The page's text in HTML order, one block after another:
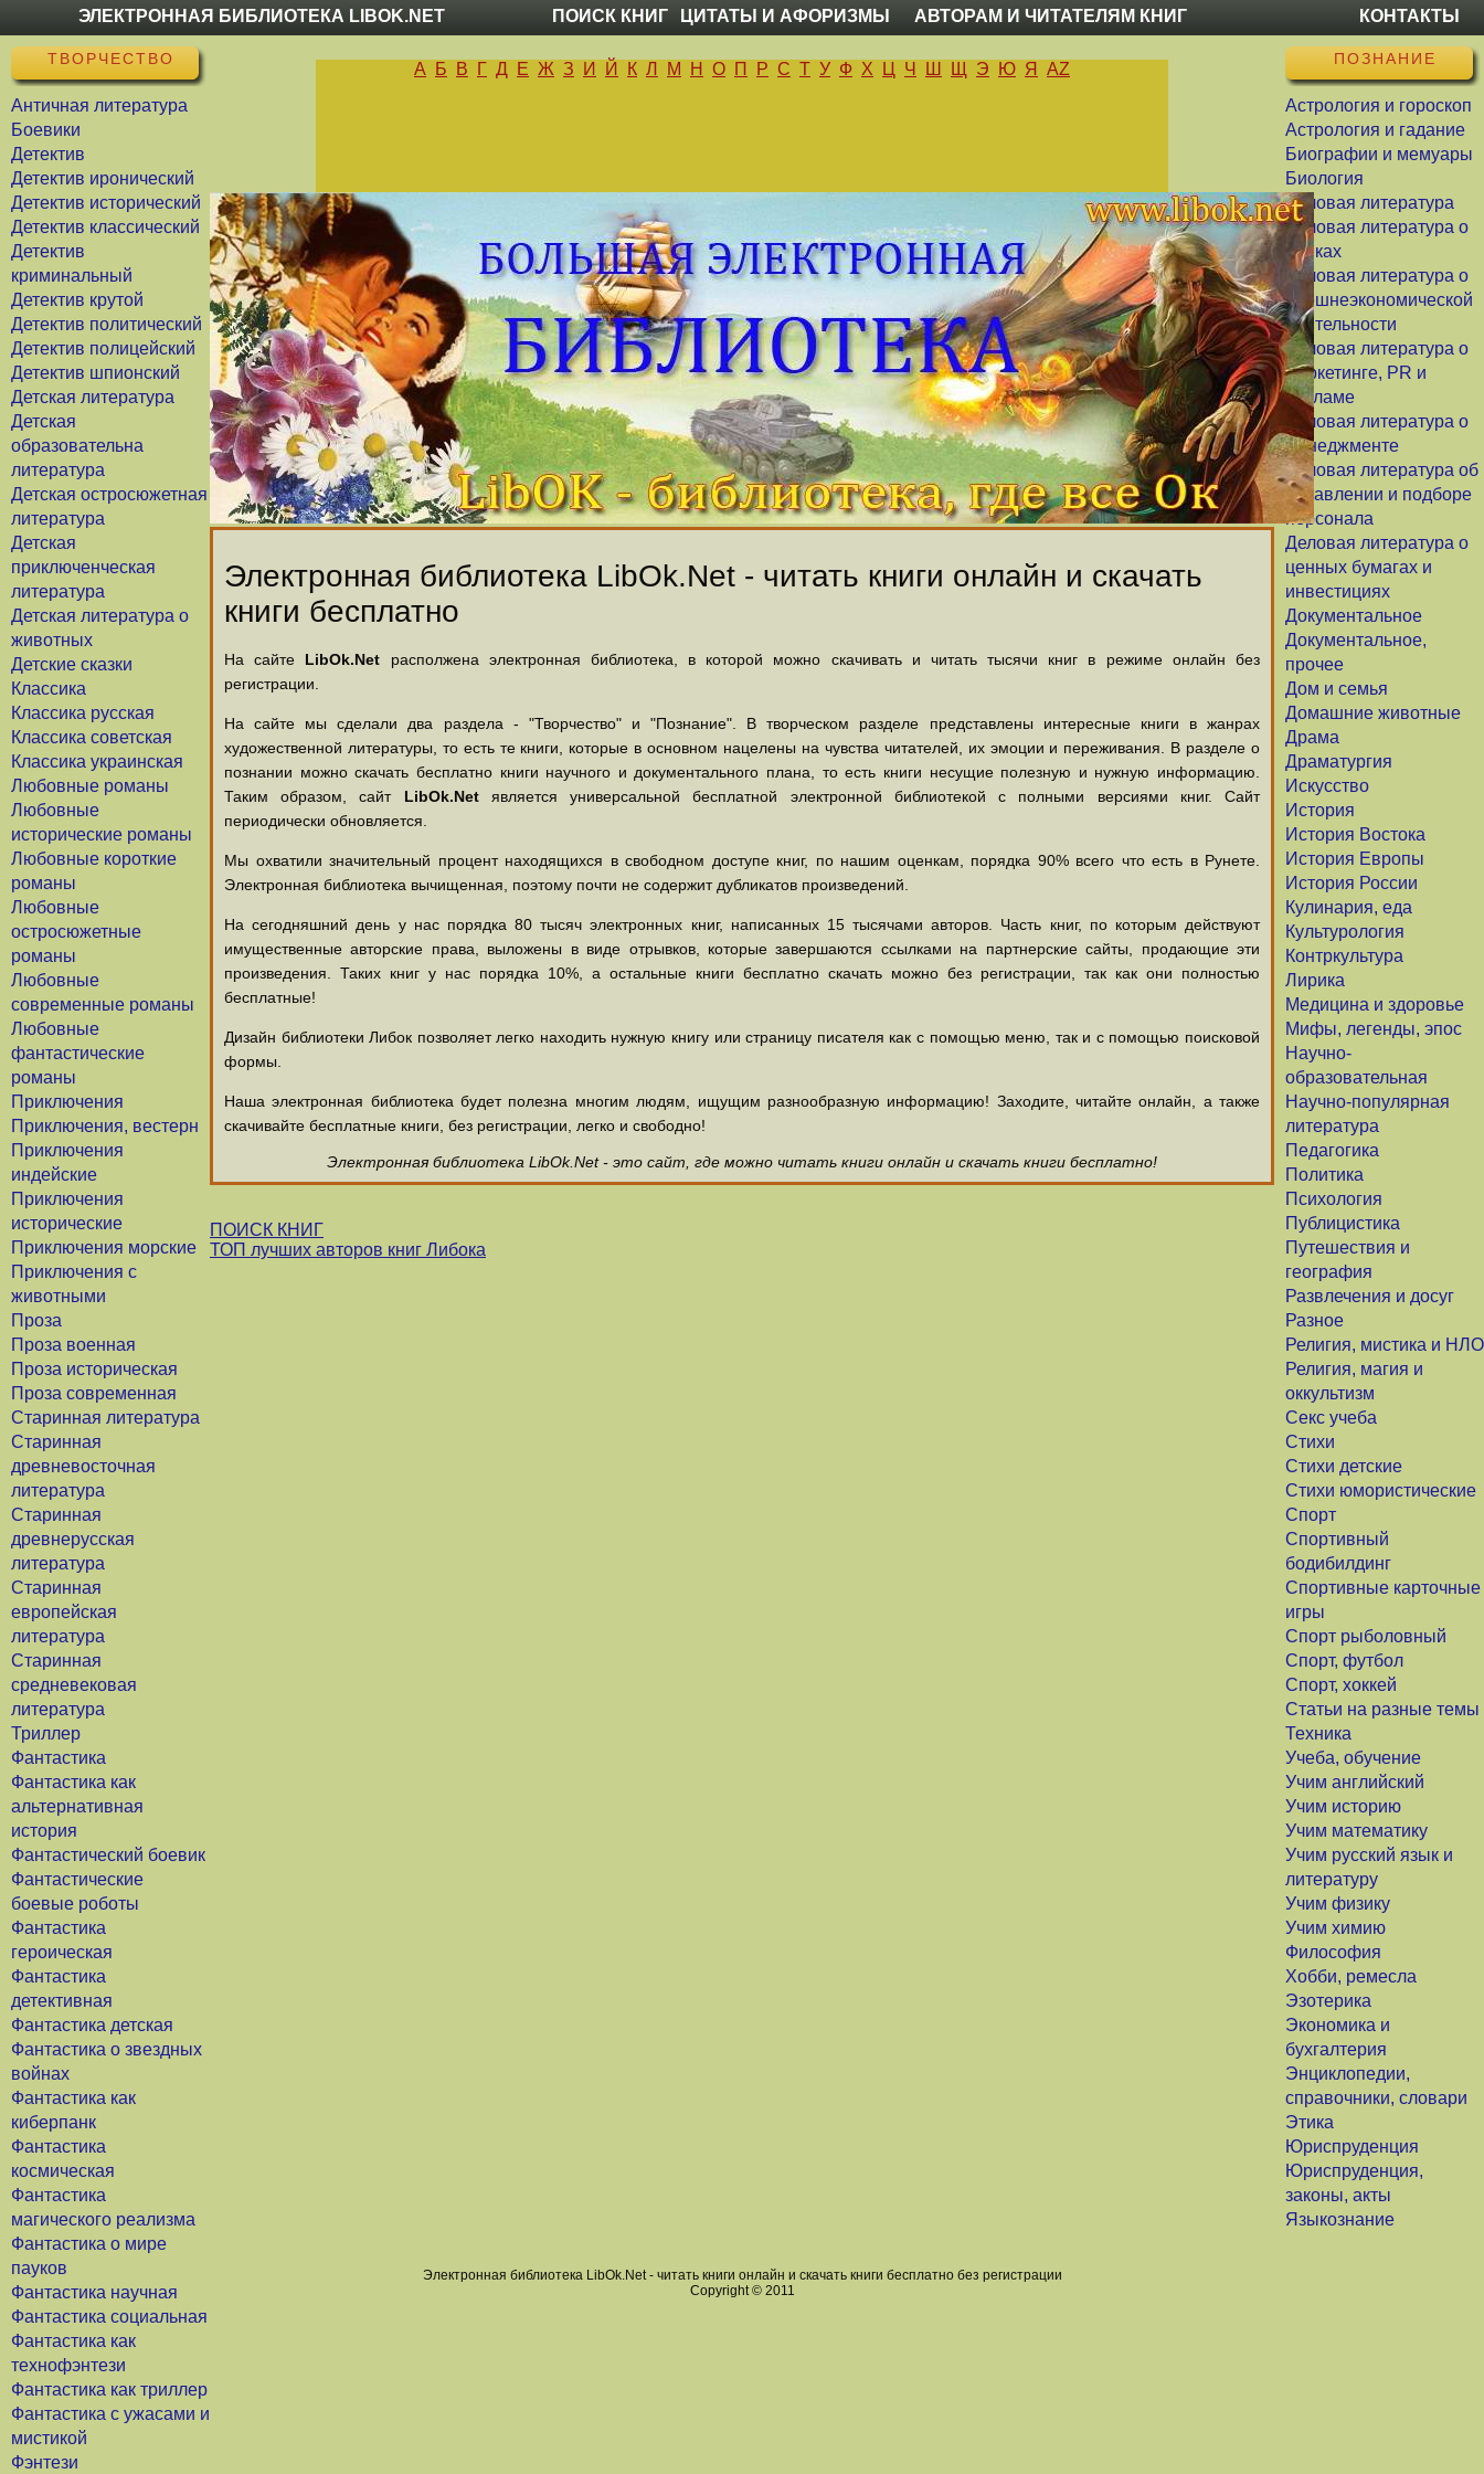
ЭЛЕКТРОННАЯ БИБЛИОТЕКА LIBOK.NET ПОИСК КНИГ ЦИТАТЫ И АФОРИЗМЫ АВТОРАМ И ЧИТАТЕЛЯМ КНИГ КОНТАКТЫ
ТВОРЧЕСТВО
Античная литература
Боевики
Детектив
Детектив иронический
Детектив исторический
Детектив классический
Детектив
криминальный
Детектив крутой
Детектив политический
Детектив полицейский
Детектив шпионский
Детская литература
Детская
образовательна
литература
Детская остросюжетная
литература
Детская
приключенческая
литература
Детская литература о
животных
Детские сказки
Классика
Классика русская
Классика советская
Классика украинская
Любовные романы
Любовные
исторические романы
Любовные короткие
романы
Любовные
остросюжетные
романы
Любовные
современные романы
Любовные
фантастические
романы
Приключения
Приключения, вестерн
Приключения
индейские
Приключения
исторические
Приключения морские
Приключения с
животными
Проза
Проза военная
Проза историческая
Проза современная
Старинная литература
Старинная
древневосточная
литература
Старинная
древнерусская
литература
Старинная
европейская
литература
Старинная
средневековая
литература
Триллер
Фантастика
Фантастика как
альтернативная
история
Фантастический боевик
Фантастические
боевые роботы
Фантастика
героическая
Фантастика
детективная
Фантастика детская
Фантастика о звездных
войнах
Фантастика как
киберпанк
Фантастика
космическая
Фантастика
магического реализма
Фантастика о мире
пауков
Фантастика научная
Фантастика социальная
Фантастика как
технофэнтези
Фантастика как триллер
Фантастика с ужасами и
мистикой
Фэнтези
ПОЗНАНИЕ
Астрология и гороскоп
Астрология и гадание
Биографии и мемуары
Биология
Деловая литература
Деловая литература о
банках
Деловая литература о
внешнеэкономической
деятельности
Деловая литература о
маркетинге, PR и
рекламе
Деловая литература о
менеджменте
Деловая литература об
управлении и подборе
персонала
Деловая литература о
ценных бумагах и
инвестициях
Документальное
Документальное,
прочее
Дом и семья
Домашние животные
Драма
Драматургия
Искусство
История
История Востока
История Европы
История России
Кулинария, еда
Культурология
Контркультура
Лирика
Медицина и здоровье
Мифы, легенды, эпос
Научно-
образовательная
Научно-популярная
литература
Педагогика
Политика
Психология
Публицистика
Путешествия и
география
Развлечения и досуг
Разное
Религия, мистика и НЛО
Религия, магия и
оккультизм
Секс учеба
Стихи
Стихи детские
Стихи юмористические
Спорт
Спортивный
бодибилдинг
Спортивные карточные
игры
Спорт рыболовный
Спорт, футбол
Спорт, хоккей
Статьи на разные темы
Техника
Учеба, обучение
Учим английский
Учим историю
Учим математику
Учим русский язык и
литературу
Учим физику
Учим химию
Философия
Хобби, ремесла
Эзотерика
Экономика и
бухгалтерия
Энциклопедии,
справочники, словари
Этика
Юриспруденция
Юриспруденция,
законы, акты
Языкознание
А Б В Г Д Е Ж З И Й К Л М Н О П Р С Т У Ф Х Ц Ч Ш Щ Э Ю Я AZ
Электронная библиотека LibOk.Net - читать книги онлайн и скачать
книги бесплатно
На сайте LibOk.Net располжена электронная библиотека, в которой можно скачивать и читать тысячи книг в режиме онлайн без
регистрации.
На сайте мы сделали два раздела - "Творчество" и "Познание". В творческом разделе представлены интересные книги в жанрах
художественной литературы, то есть те книги, которые в основном нацелены на чувства читателей, их эмоции и переживания. В разделе о
познании можно скачать бесплатно книги научного и документального плана, то есть книги несущие полезную и нужную информацию.
Таким образом, сайт LibOk.Netявляется универсальной бесплатной электронной библиотекой с полными версиями книг. Сайт
периодически обновляется.
Мы охватили значительный процент находящихся в свободном доступе книг, по нашим оценкам, порядка 90% всего что есть в Рунете.
Электронная библиотека вычищенная, поэтому почти не содержит дубликатов произведений.
На сегодняшний день у нас порядка 80 тысяч электронных книг, написанных 15 тысячами авторов. Часть книг, по которым действуют
имущественные авторские права, выложены в виде отрывков, которые завершаются ссылками на партнерские сайты, продающие эти
произведения. Таких книг у нас порядка 10%, а остальные книги бесплатно скачать можно без регистрации, так как они полностью
бесплатные!
Дизайн библиотеки Либок позволяет легко находить нужную книгу или страницу писателя как с помощью меню, так и с помощью поисковой
формы.
Наша электронная библиотека будет полезна многим людям, ищущим разнообразную информацию! Заходите, читайте онлайн, а также
скачивайте бесплатные книги, без регистрации, легко и свободно!
Электронная библиотека LibOk.Net - это сайт, где можно читать книги онлайн и скачать книги бесплатно!
ПОИСК КНИГ
ТОП лучших авторов книг Либока
Электронная библиотека LibOk.Net - читать книги онлайн и скачать книги бесплатно без регистрации
Copyright © 2011